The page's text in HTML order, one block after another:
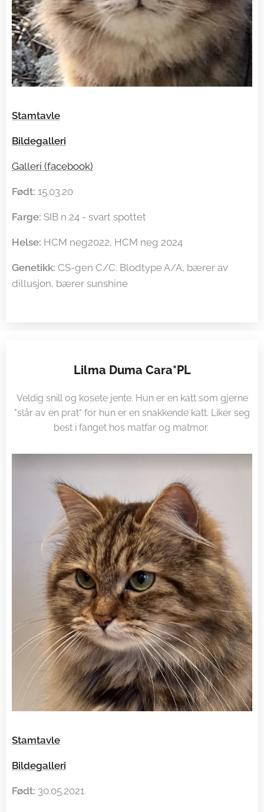
Stamtavle
Bildegalleri
Galleri (facebook)
Født: 15.03.20
Farge: SIB n 24 - svart spottet
Helse: HCM neg2022, HCM neg 2024
Genetikk: CS-gen C/C. Blodtype A/A, bærer av
dillusjon, bærer sunshine
Lilma Duma Cara*PL
Veldig snill og kosete jente. Hun er en katt som gjerne
"slår av en prat" for hun er en snakkende katt. Liker seg
best i fanget hos matfar og matmor.
Stamtavle
Bildegalleri
Født: 30.05.2021